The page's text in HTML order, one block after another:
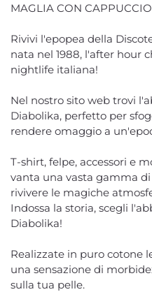
MAGLIA CON
Rivivi l'epopea della
nata nel 1988, l'after hour
nightlife italiana!
Nel nostro sito web trovi
Diabolika, perfetto per
rendere omaggio a
T-shirt, felpe, accessori e
vanta una vasta gamma
rivivere le magiche
Indossa la storia, scegli
Diabolika!
Realizzate in puro cotone
una sensazione di
sulla tua pelle.